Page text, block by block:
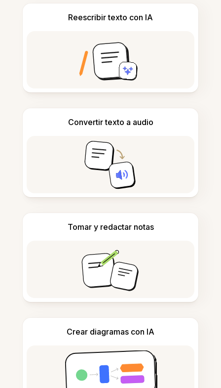
Reescribir texto con IA
Convertir texto a audio
Tomar y redactar notas
Crear diagramas con IA